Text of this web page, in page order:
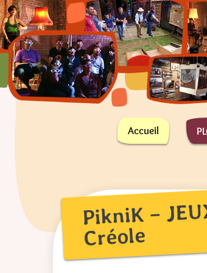
Skip
to
content
PLOEF!
PLus On Est de Fous !
Accueil
PikniK –
Créole